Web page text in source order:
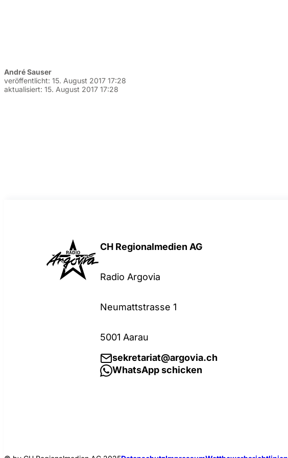
André Sauser
veröffentlicht: 15. August 2017 17:28
aktualisiert: 15. August 2017 17:28
CH Regionalmedien AG
Radio Argovia
Neumattstrasse 1
5001 Aarau
sekretariat@argovia.ch
WhatsApp schicken